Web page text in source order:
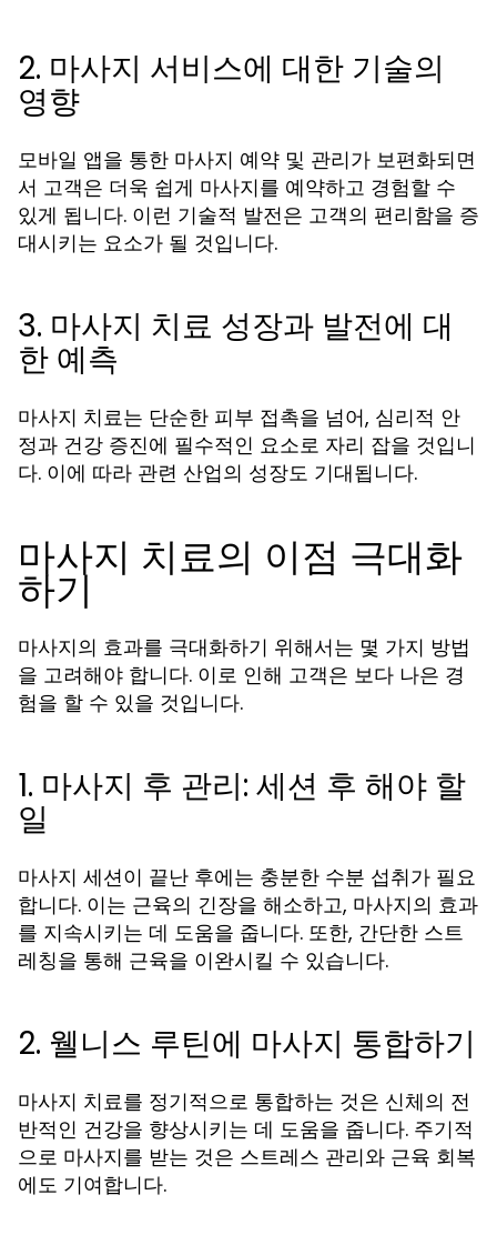
2. 마사지 서비스에 대한 기술의
영향
모바일 앱을 통한 마사지 예약 및 관리가 보편화되면
서 고객은 더욱 쉽게 마사지를 예약하고 경험할 수
있게 됩니다. 이런 기술적 발전은 고객의 편리함을 증
대시키는 요소가 될 것입니다.
3. 마사지 치료 성장과 발전에 대
한 예측
마사지 치료는 단순한 피부 접촉을 넘어, 심리적 안
정과 건강 증진에 필수적인 요소로 자리 잡을 것입니
다. 이에 따라 관련 산업의 성장도 기대됩니다.
마사지 치료의 이점 극대화
하기
마사지의 효과를 극대화하기 위해서는 몇 가지 방법
을 고려해야 합니다. 이로 인해 고객은 보다 나은 경
험을 할 수 있을 것입니다.
1. 마사지 후 관리: 세션 후 해야 할
일
마사지 세션이 끝난 후에는 충분한 수분 섭취가 필요
합니다. 이는 근육의 긴장을 해소하고, 마사지의 효과
를 지속시키는 데 도움을 줍니다. 또한, 간단한 스트
레칭을 통해 근육을 이완시킬 수 있습니다.
2. 웰니스 루틴에 마사지 통합하기
마사지 치료를 정기적으로 통합하는 것은 신체의 전
반적인 건강을 향상시키는 데 도움을 줍니다. 주기적
으로 마사지를 받는 것은 스트레스 관리와 근육 회복
에도 기여합니다.